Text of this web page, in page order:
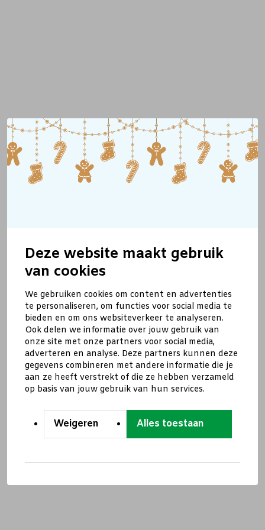
Deze website maakt gebruik
van cookies
We gebruiken cookies om content en advertenties
te personaliseren, om functies voor social media te
bieden en om ons websiteverkeer te analyseren.
Ook delen we informatie over jouw gebruik van
onze site met onze partners voor social media,
adverteren en analyse. Deze partners kunnen deze
gegevens combineren met andere informatie die je
aan ze heeft verstrekt of die ze hebben verzameld
op basis van jouw gebruik van hun services.
Weigeren Alles toestaan